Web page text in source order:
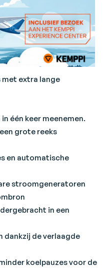
met extra lange
één keer meenemen.
grote reeks
en automatische
stroomgeneratoren
in een
dankzij de verlaagde
koelpauzes voor de